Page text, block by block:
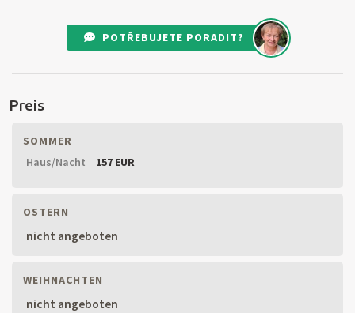
POTŘEBUJETE PORADIT?
Preis
SOMMER
Haus/Nacht
157 EUR
OSTERN
nicht angeboten
WEIHNACHTEN
nicht angeboten